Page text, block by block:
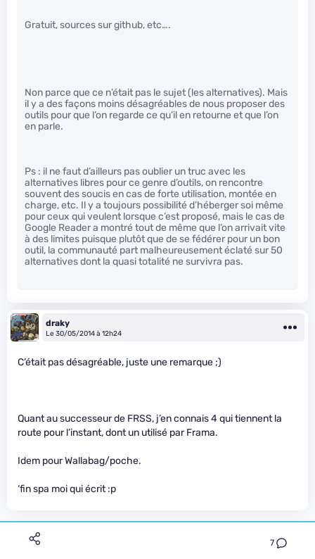
7
Gratuit, sources sur github, etc….
Non parce que ce n’était pas le sujet (les alternatives). Mais
il y a des façons moins désagréables de nous proposer des
outils pour que l’on regarde ce qu’il en retourne et que l’on
en parle.
Ps : il ne faut d’ailleurs pas oublier un truc avec les
alternatives libres pour ce genre d’outils, on rencontre
souvent des soucis en cas de forte utilisation, montée en
charge, etc. Il y a toujours possibilité d’héberger soi même
pour ceux qui veulent lorsque c’est proposé, mais le cas de
Google Reader a montré tout de même que l’on arrivait vite
à des limites puisque plutôt que de se fédérer pour un bon
outil, la communauté part malheureusement éclaté sur 50
alternatives dont la quasi totalité ne survivra pas.
draky
Le 30/05/2014 à 12h24
C’était pas désagréable, juste une remarque ;)
Quant au successeur de FRSS, j’en connais 4 qui tiennent la
route pour l’instant, dont un utilisé par Frama.
Idem pour Wallabag/poche.
‘fin spa moi qui écrit :p